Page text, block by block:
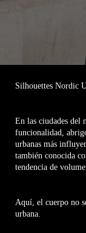
Silhouettes Nordic
En las ciudades del
funcionalidad,
urbanas más
también conocida
tendencia de
Aquí, el cuerpo no
urbana.